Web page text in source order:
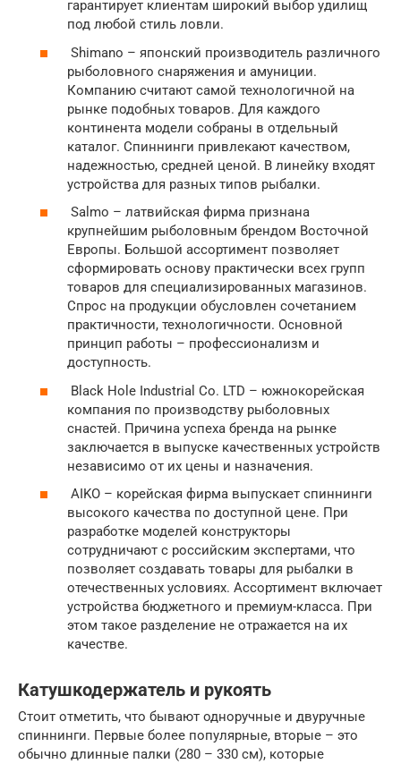
гарантирует клиентам широкий выбор удилищ
под любой стиль ловли.
Shimano – японский производитель различного
рыболовного снаряжения и амуниции.
Компанию считают самой технологичной на
рынке подобных товаров. Для каждого
континента модели собраны в отдельный
каталог. Спиннинги привлекают качеством,
надежностью, средней ценой. В линейку входят
устройства для разных типов рыбалки.
Salmo – латвийская фирма признана
крупнейшим рыболовным брендом Восточной
Европы. Большой ассортимент позволяет
сформировать основу практически всех групп
товаров для специализированных магазинов.
Спрос на продукции обусловлен сочетанием
практичности, технологичности. Основной
принцип работы – профессионализм и
доступность.
Black Hole Industrial Co. LTD – южнокорейская
компания по производству рыболовных
снастей. Причина успеха бренда на рынке
заключается в выпуске качественных устройств
независимо от их цены и назначения.
AIKO – корейская фирма выпускает спиннинги
высокого качества по доступной цене. При
разработке моделей конструкторы
сотрудничают с российским экспертами, что
позволяет создавать товары для рыбалки в
отечественных условиях. Ассортимент включает
устройства бюджетного и премиум-класса. При
этом такое разделение не отражается на их
качестве.
Катушкодержатель и рукоять
Стоит отметить, что бывают одноручные и двуручные
спиннинги. Первые более популярные, вторые – это
обычно длинные палки (280 – 330 см), которые